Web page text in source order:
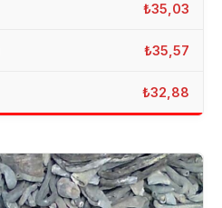
₺35,03
₺35,57
₺32,88